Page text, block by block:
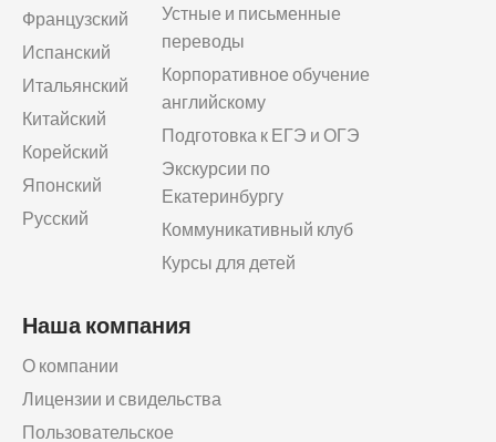
Французский
Испанский
Итальянский
Китайский
Корейский
Японский
Русский
Устные и письменные
переводы
Корпоративное обучение
английскому
Подготовка к ЕГЭ и ОГЭ
Экскурсии по
Екатеринбургу
Коммуникативный клуб
Курсы для детей
Наша компания
О компании
Лицензии и свидельства
Пользовательское